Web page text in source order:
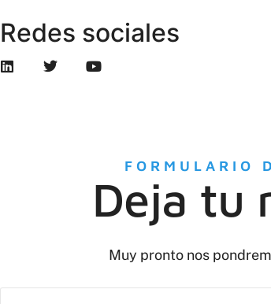
Redes sociales
FORMULARIO
Deja tu
Muy pronto nos